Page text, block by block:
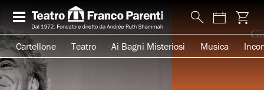
Cartellone Teatro Ai Bagni Misteriosi Musica